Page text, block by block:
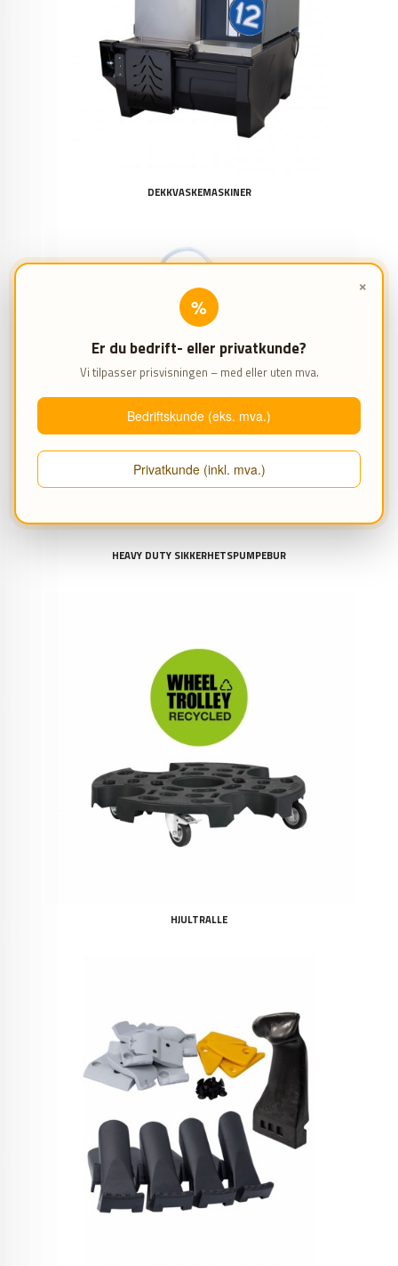
×
%
Er du bedrift- eller privatkunde?
Vi tilpasser prisvisningen – med eller uten mva.
Bedriftskunde (eks. mva.)
Privatkunde (inkl. mva.)
DEKKVASKEMASKINER
HEAVY DUTY SIKKERHETSPUMPEBUR
HJULTRALLE